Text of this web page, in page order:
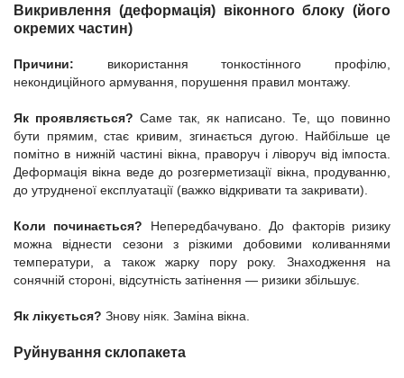
Викривлення (деформація) віконного блоку (його
окремих частин)
Причини: використання тонкостінного профілю,
некондиційного армування, порушення правил монтажу.
Як проявляється? Саме так, як написано. Те, що повинно
бути прямим, стає кривим, згинається дугою. Найбільше це
помітно в нижній частині вікна, праворуч і ліворуч від імпоста.
Деформація вікна веде до розгерметизації вікна, продуванню,
до утрудненої експлуатації (важко відкривати та закривати).
Коли починається? Непередбачувано. До факторів ризику
можна віднести сезони з різкими добовими коливаннями
температури, а також жарку пору року. Знаходження на
сонячній стороні, відсутність затінення — ризики збільшує.
Як лікується? Знову ніяк. Заміна вікна.
Руйнування склопакета